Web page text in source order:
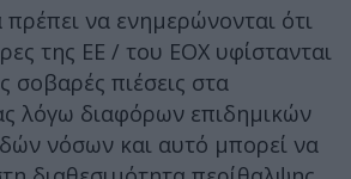
πρέπει να ενημερώνονται ότι
της ΕΕ / του ΕΟΧ υφίστανται
σοβαρές πιέσεις στα
λόγω διαφόρων επιδημικών
νόσων και αυτό μπορεί να